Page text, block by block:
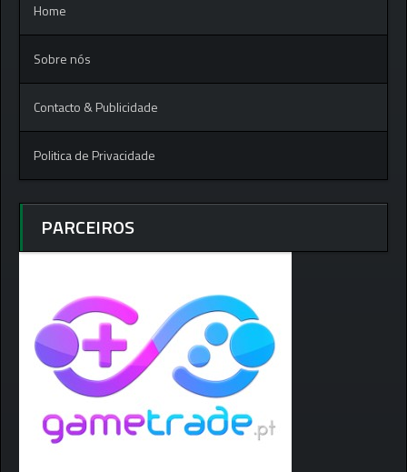
Home
Sobre nós
Contacto & Publicidade
Politica de Privacidade
PARCEIROS